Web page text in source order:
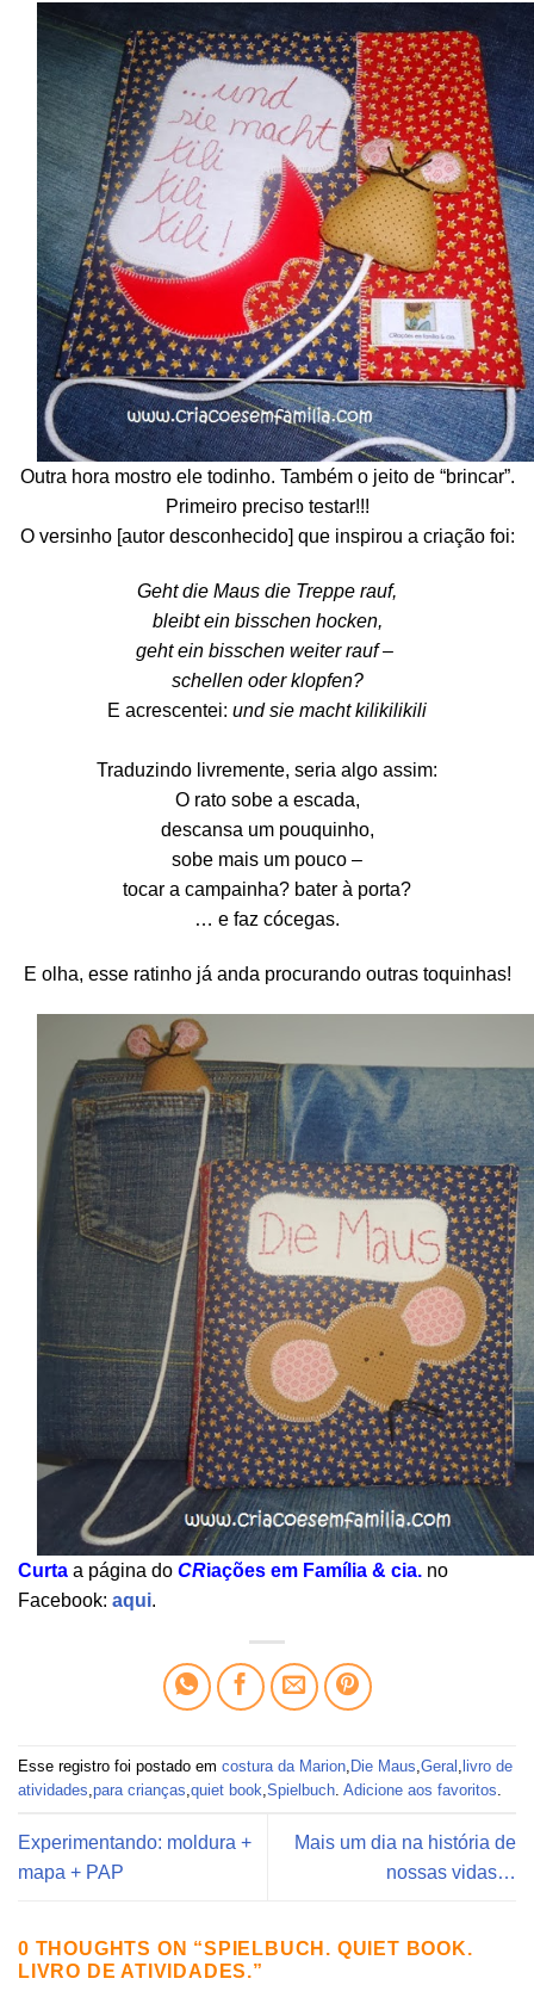
Outra hora mostro ele todinho. Também o jeito de “brincar”.
Primeiro preciso testar!!!
O versinho [autor desconhecido] que inspirou a criação foi:
Geht die Maus die Treppe rauf,
bleibt ein bisschen hocken,
geht ein bisschen weiter rauf –
schellen oder klopfen?
E acrescentei: und sie macht kilikilikili
Traduzindo livremente, seria algo assim:
O rato sobe a escada,
descansa um pouquinho,
sobe mais um pouco –
tocar a campainha? bater à porta?
… e faz cócegas.
E olha, esse ratinho já anda procurando outras toquinhas!
Curta a página do CRiações em Família & cia. no
Facebook: aqui.
Esse registro foi postado em costura da Marion Die Maus Geral livro de
atividades para crianças quiet book Spielbuch Adicione aos favoritos
Experimentando: moldura +
mapa + PAP
Mais um dia na história de
nossas vidas…
0 THOUGHTS ON “SPIELBUCH. QUIET BOOK.
LIVRO DE ATIVIDADES.”